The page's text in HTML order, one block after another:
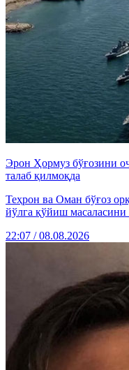
Эрон Ҳормуз бўғозини
талаб қилмоқда
Теҳрон ва Оман бўғоз
йўлга қўйиш
22:07 / 08.08.2026